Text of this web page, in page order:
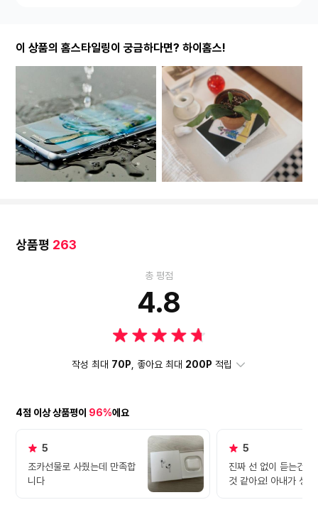
이 상품의 홈스타일링이 궁금하다면? 하이홈스!
상품평 263
총 평점
4.8
작성 최대 70P, 좋아요 최대 200P 적립
4점 이상 상품평이 96%에요
5
조카선물로 사줬는데 만족합
니다
5
진짜 선 없이 듣는건
것 같아요! 아내가 생